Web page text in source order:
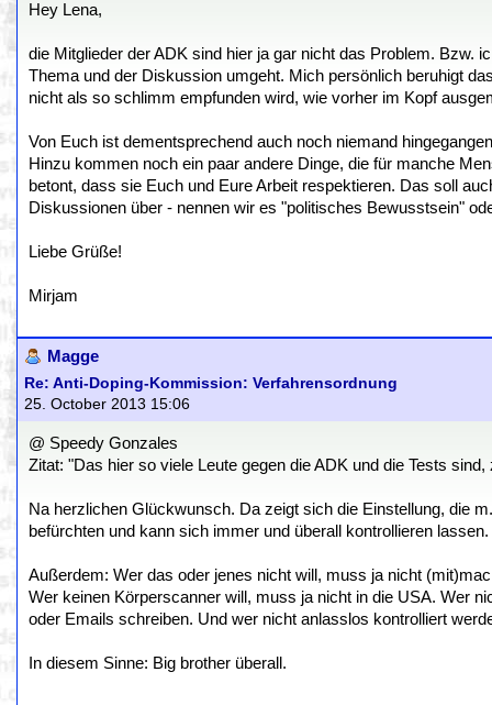
Hey Lena,
die Mitglieder der ADK sind hier ja gar nicht das Problem. Bzw.
Thema und der Diskussion umgeht. Mich persönlich beruhigt
nicht als so schlimm empfunden wird, wie vorher im Kopf
Von Euch ist dementsprechend auch noch niemand
Hinzu kommen noch ein paar andere Dinge, die für manche
betont, dass sie Euch und Eure Arbeit respektieren. Das soll
Diskussionen über - nennen wir es "politisches Bewusstsein"
Liebe Grüße!
Mirjam
Magge
Re: Anti-Doping-Kommission: Verfahrensordnung
25. October 2013 15:06
@ Speedy Gonzales
Zitat: "Das hier so viele Leute gegen die ADK und die Tests
Na herzlichen Glückwunsch. Da zeigt sich die Einstellung, die
befürchten und kann sich immer und überall kontrollieren
Außerdem: Wer das oder jenes nicht will, muss ja nicht
Wer keinen Körperscanner will, muss ja nicht in die USA. Wer
oder Emails schreiben. Und wer nicht anlasslos kontrolliert
In diesem Sinne: Big brother überall.